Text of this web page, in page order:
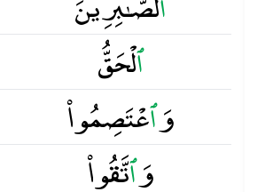
ٱلْحَقُّ
وَٱعْتَصِمُوا۟
وَٱتَّقُوا۟